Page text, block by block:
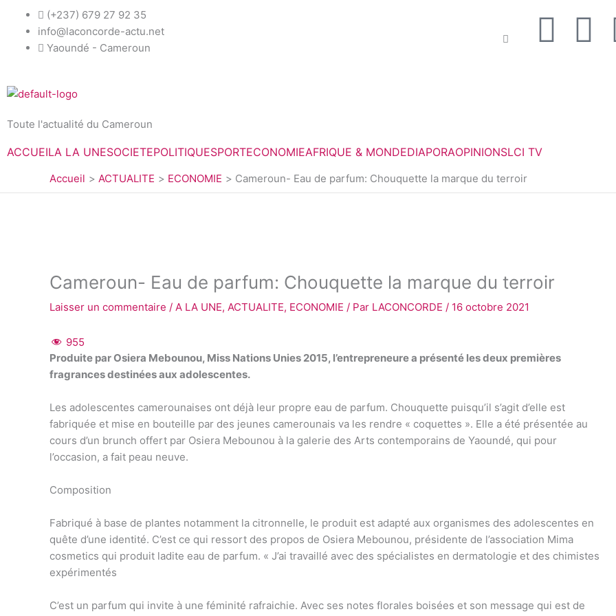
(+237) 679 27 92 35
info@laconcorde-actu.net
Yaoundé - Cameroun
F
o
k
T
e
Toute l'actualité du Cameroun
ACCUEILA LA UNESOCIETEPOLITIQUESPORTECONOMIEAFRIQUE & MONDEDIAPORAOPINIONSLCI TV
Accueil ACTUALITE ECONOMIE Cameroun- Eau de parfum: Chouquette la marque du terroir
Cameroun- Eau de parfum: Chouquette la marque du terroir
Laisser un commentaire / A LA UNE, ACTUALITE, ECONOMIE / Par LACONCORDE / 16 octobre 2021
955
Produite par Osiera Mebounou, Miss Nations Unies 2015, l’entrepreneure a présenté les deux premières
fragrances destinées aux adolescentes.
Les adolescentes camerounaises ont déjà leur propre eau de parfum. Chouquette puisqu’il s’agit d’elle est
fabriquée et mise en bouteille par des jeunes camerounais va les rendre « coquettes ». Elle a été présentée au
cours d’un brunch offert par Osiera Mebounou à la galerie des Arts contemporains de Yaoundé, qui pour
l’occasion, a fait peau neuve.
Composition
Fabriqué à base de plantes notamment la citronnelle, le produit est adapté aux organismes des adolescentes en
quête d’une identité. C’est ce qui ressort des propos de Osiera Mebounou, présidente de l’association Mima
cosmetics qui produit ladite eau de parfum. « J’ai travaillé avec des spécialistes en dermatologie et des chimistes
expérimentés
C’est un parfum qui invite à une féminité rafraichie. Avec ses notes florales boisées et son message qui est de